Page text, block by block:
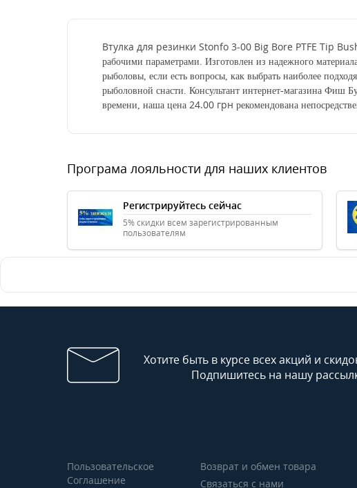
Втулка для резинки Stonfo 3-00 Big Bore PTFE Tip
рабочими параметрами. Изготовлен из надежного
рыболовы, если есть вопросы, как выбрать наиболее
рыболовной снасти. Консультант интернет-магазина Фиш
времени, наша цена 24.00 грн рекомендована
Програма лояльности для наших клиентов
Регистрируйтесь сейчас
5% скидки всем зарегистрированным
пользователям
Хотите быть в курсе всех акций и
Подпишитесь на нашу
Пользовательское
Соглашение
Возврат и обмен товара
Связаться с нами